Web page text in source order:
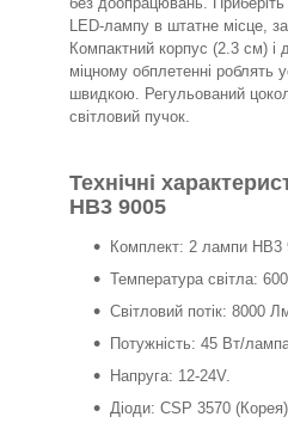
LED-лампу в штатне місце,
Компактний корпус (2.3 см) і
міцному обплетенні роблять
швидкою. Регульований
світловий пучок.
Технічні
HB3 9005
Комплект: 2 лампи HB3
Температура світла:
Світловий потік: 8000
Потужність: 45 Вт/
Напруга: 12-24V.
Діоди: CSP 3570